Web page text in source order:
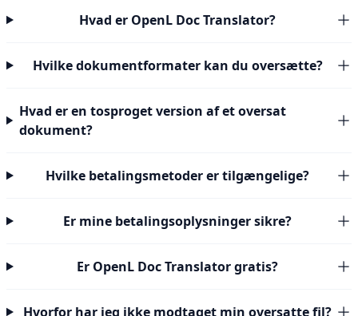
Hvad er OpenL Doc Translator?
Hvilke dokumentformater kan du oversætte?
Hvad er en tosproget version af et oversat
dokument?
Hvilke betalingsmetoder er tilgængelige?
Er mine betalingsoplysninger sikre?
Er OpenL Doc Translator gratis?
Hvorfor har jeg ikke modtaget min oversatte fil?